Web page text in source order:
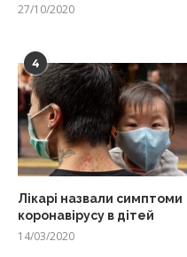
27/10/2020
4
Лікарі назвали симптоми
коронавірусу в дітей
14/03/2020